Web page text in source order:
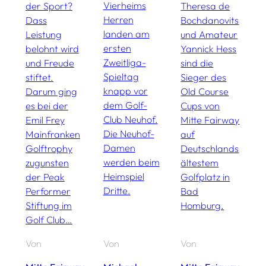
der Sport?
Dass
Leistung
belohnt wird
und Freude
stiftet.
Darum ging
es bei der
Emil Frey
Mainfranken
Golftrophy
zugunsten
der Peak
Performer
Stiftung im
Golf Club…
Von
Vierheims
Herren
landen am
ersten
Zweitliga-
Spieltag
knapp vor
dem Golf-
Club Neuhof.
Die Neuhof-
Damen
werden beim
Heimspiel
Dritte.
Von
Theresa de
Bochdanovits
und Amateur
Yannick Hess
sind die
Sieger des
Old Course
Cups von
Mitte Fairway
auf
Deutschlands
ältestem
Golfplatz in
Bad
Homburg.
Von